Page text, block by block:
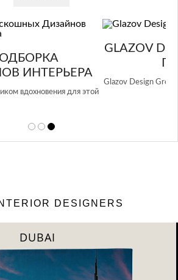
GROUP – УНИКАЛЬНЫЙ
К ДИЗАЙНУ
одна из лучших студий дизайна интерьера
в Росси…
DESIGNERS
DUBAI